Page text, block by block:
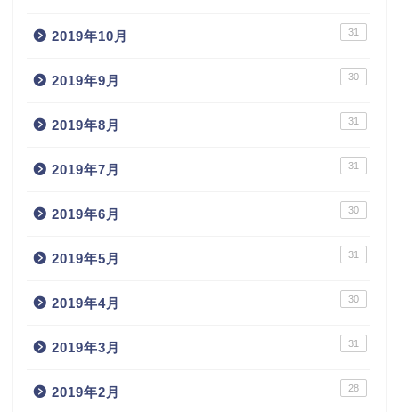
2019年10月 31
2019年9月 30
2019年8月 31
2019年7月 31
2019年6月 30
2019年5月 31
2019年4月 30
2019年3月 31
2019年2月 28